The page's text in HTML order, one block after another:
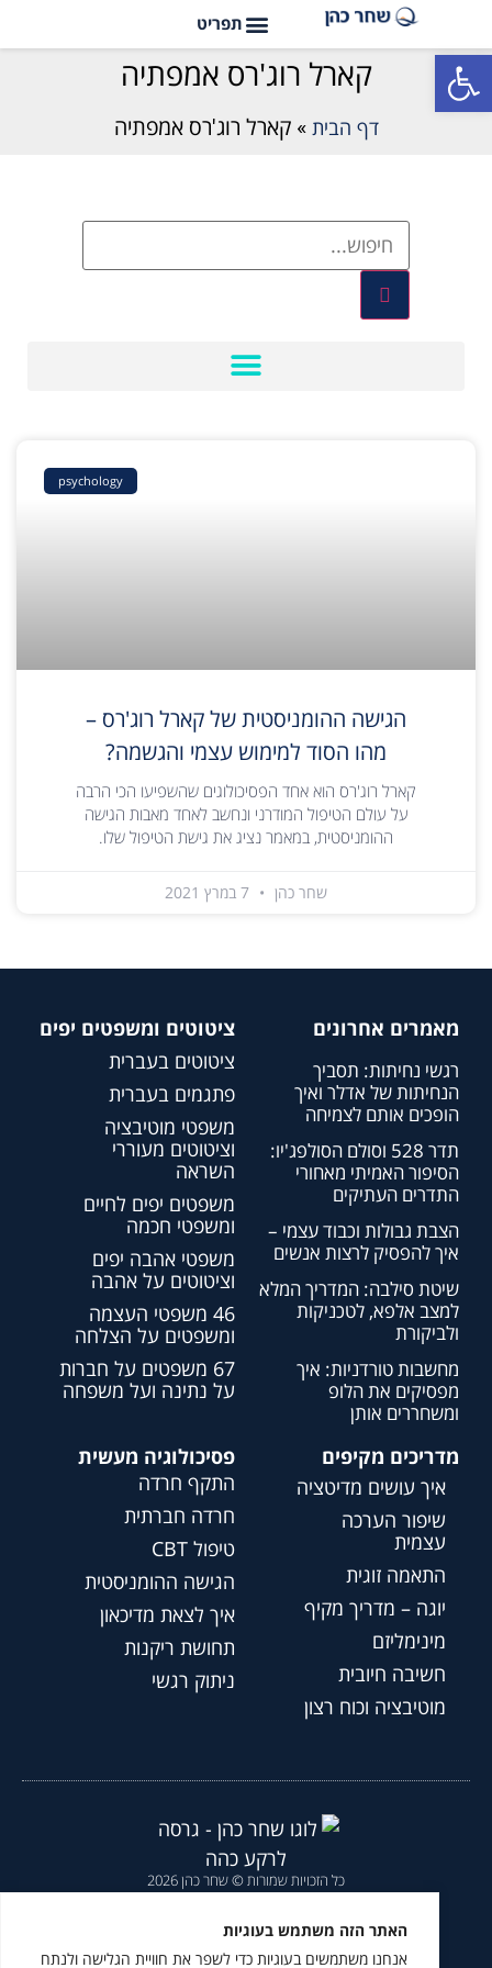
פתח סרגל נגישות
האתר הזה משתמש בעוגיות
אנחנו משתמשים בעוגיות כדי לשפר את חוויית הגלישה ולנתח
קארל רוג'רס אמפתיה
דף הבית »קארל רוג'רס אמפתיה
psychology
הגישה ההומניסטית של קארל רוג'רס –
מהו הסוד למימוש עצמי והגשמה?
קארל רוג'רס הוא אחד הפסיכולוגים שהשפיעו הכי הרבה
על עולם הטיפול המודרני ונחשב לאחד מאבות הגישה
ההומניסטית, במאמר נציג את גישת הטיפול שלו.
שחר כהן
מאמרים אחרונים
רגשי נחיתות: תסביך
הנחיתות של אדלר ואיך
הופכים אותם לצמיחה
תדר 528 וסולם הסולפג'יו:
הסיפור האמיתי מאחורי
התדרים העתיקים
הצבת גבולות וכבוד עצמי –
איך להפסיק לרצות אנשים
שיטת סילבה: המדריך המלא
למצב אלפא, לטכניקות
ולביקורת
מחשבות טורדניות: איך
מפסיקים את הלופ
ומשחררים אותן
ציטוטים ומשפטים יפים
ציטוטים בעברית
פתגמים בעברית
משפטי מוטיבציה
וציטוטים מעוררי
השראה
משפטים יפים לחיים
ומשפטי חכמה
משפטי אהבה יפים
וציטוטים על אהבה
46 משפטי העצמה
ומשפטים על הצלחה
67 משפטים על חברות
על נתינה ועל משפחה
מדריכים מקיפים
איך עושים מדיטציה
שיפור הערכה
עצמית
התאמה זוגית
יוגה – מדריך מקיף
מינימליזם
חשיבה חיובית
מוטיבציה וכוח רצון
פסיכולוגיה מעשית
התקף חרדה
חרדה חברתית
טיפול CBT
הגישה ההומניסטית
איך לצאת מדיכאון
תחושת ריקנות
ניתוק רגשי
כל הזכויות שמורות © שחר כהן 2026
הצהרת נגישות|מדיניות פרטיות